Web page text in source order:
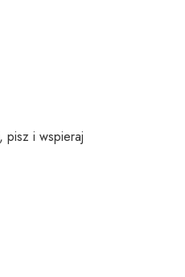
pisz i wspieraj